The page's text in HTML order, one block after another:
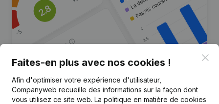
Vous recherchez plus
d’informations sur cette entreprise
Faites-en plus avec nos cookies !
Afin d'optimiser votre expérience d'utilisateur,
Companyweb recueille des informations sur la façon dont
vous utilisez ce site web. La politique en matière de cookies